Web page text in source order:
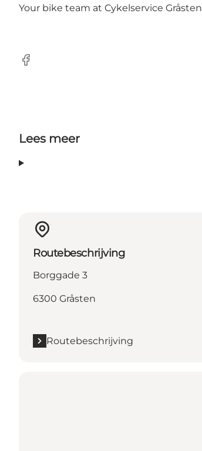
Your bike team at Cykelservice Gråsten
Facebook
Lees meer
Routebeschrijving
Borggade 3
6300 Gråsten
Routebeschrijving